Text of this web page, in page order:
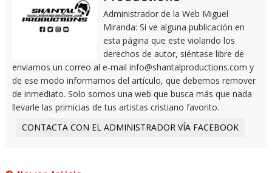
Administrador de la Web Miguel
Miranda: Si ve alguna publicación en
esta página que este violando los
derechos de autor, siéntase libre de
enviarnos un correo al e-mail info@shantalproductions.com y
de ese modo informarnos del artículo, que debemos remover
de inmediato. Solo somos una web que busca más que nada
llevarle las primicias de tus artistas cristiano favorito.
CONTACTA CON EL ADMINISTRADOR VÍA FACEBOOK